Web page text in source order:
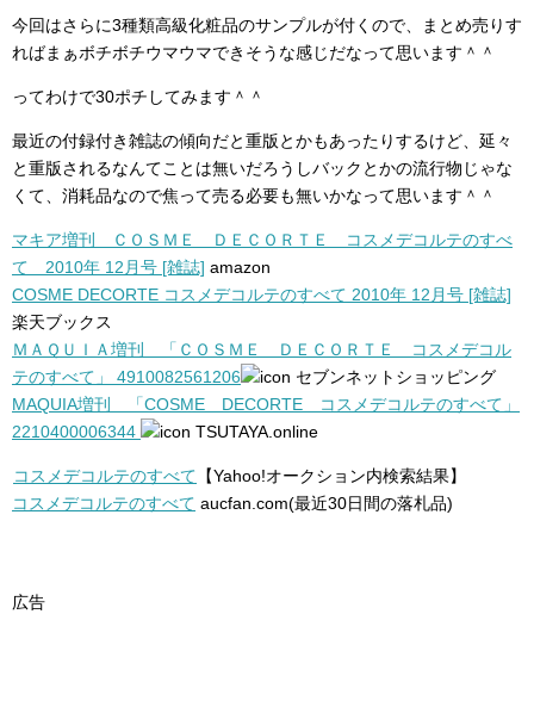
今回はさらに3種類高級化粧品のサンプルが付くので、まとめ売りす
ればまぁボチボチウマウマできそうな感じだなって思います＾＾
ってわけで30ポチしてみます＾＾
最近の付録付き雑誌の傾向だと重版とかもあったりするけど、延々
と重版されるなんてことは無いだろうしバックとかの流行物じゃな
くて、消耗品なので焦って売る必要も無いかなって思います＾＾
マキア増刊 ＣＯＳＭＥ ＤＥＣＯＲＴＥ コスメデコルテのすべ
て 2010年 12月号 [雑誌] amazon
COSME DECORTE コスメデコルテのすべて 2010年 12月号 [雑誌]
楽天ブックス
ＭＡＱＵＩＡ増刊 「ＣＯＳＭＥ ＤＥＣＯＲＴＥ コスメデコル
テのすべて」 4910082561206
セブンネットショッピング
MAQUIA増刊 「COSME DECORTE コスメデコルテのすべて」
2210400006344
TSUTAYA.online
コスメデコルテのすべて 【Yahoo!オークション内検索結果】
コスメデコルテのすべて aucfan.com(最近30日間の落札品)
広告